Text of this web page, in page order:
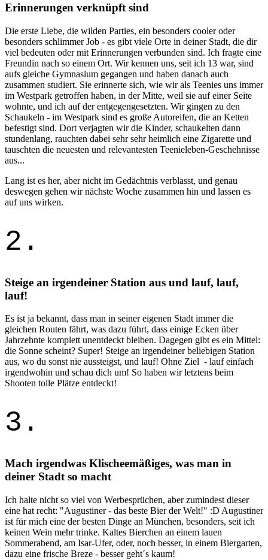
Erinnerungen verknüpft sind
Die erste Liebe, die wilden Parties, ein besonders cooler oder
besonders schlimmer Job - es gibt viele Orte in deiner Stadt, die dir
viel bedeuten oder mit Erinnerungen verbunden sind. Ich fragte eine
Freundin nach so einem Ort. Wir kennen uns, seit ich 13 war, sind
aufs gleiche Gymnasium gegangen und haben danach auch
zusammen studiert. Sie erinnerte sich, wie wir als Teenies uns immer
im Westpark getroffen haben, in der Mitte, weil sie auf einer Seite
wohnte, und ich auf der entgegengesetzten. Wir gingen zu den
Schaukeln - im Westpark sind es große Autoreifen, die an Ketten
befestigt sind. Dort verjagten wir die Kinder, schaukelten dann
stundenlang, rauchten dabei sehr sehr heimlich eine Zigarette und
tauschten die neuesten und relevantesten Teenieleben-Geschehnisse
aus...
Lang ist es her, aber nicht im Gedächtnis verblasst, und genau
deswegen gehen wir nächste Woche zusammen hin und lassen es
auf uns wirken.
2.
Steige an irgendeiner Station aus und lauf, lauf,
lauf!
Es ist ja bekannt, dass man in seiner eigenen Stadt immer die
gleichen Routen fährt, was dazu führt, dass einige Ecken über
Jahrzehnte komplett unentdeckt bleiben. Dagegen gibt es ein Mittel:
die Sonne scheint? Super! Steige an irgendeiner beliebigen Station
aus, wo du sonst nie aussteigst, und lauf! Ohne Ziel - lauf einfach
irgendwohin und schau dich um! So haben wir letztens beim
Shooten tolle Plätze entdeckt!
3.
Mach irgendwas Klischeemäßiges, was man in
deiner Stadt so macht
Ich halte nicht so viel von Werbesprüchen, aber zumindest dieser
eine hat recht: "Augustiner - das beste Bier der Welt!" :D Augustiner
ist für mich eine der besten Dinge an München, besonders, seit ich
keinen Wein mehr trinke. Kaltes Bierchen an einem lauen
Sommerabend, am Isar-Ufer, oder, noch besser, in einem Biergarten,
dazu eine frische Breze - besser geht´s kaum!